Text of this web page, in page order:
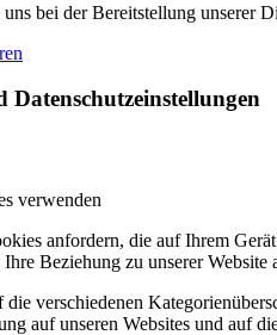
bei der Bereitstellung unserer
Datenschutzeinstellungen
verwenden
anfordern, die auf Ihrem
Beziehung zu unserer Website
verschiedenen
auf unseren Websites und auf